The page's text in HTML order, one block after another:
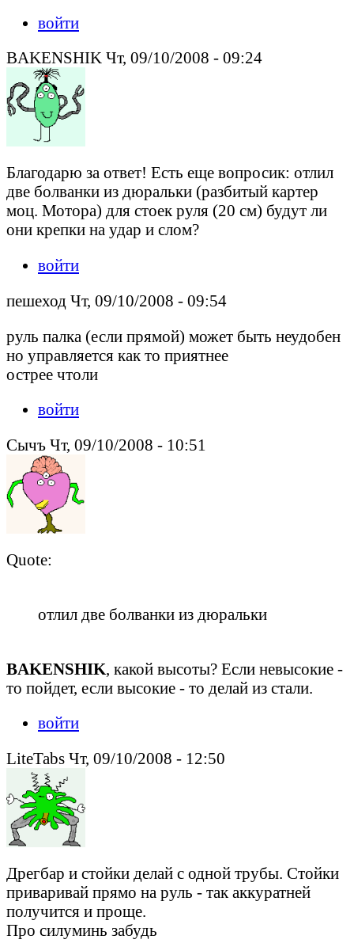
войти
BAKENSHIK Чт, 09/10/2008 - 09:24
Благодарю за ответ! Есть еще вопросик: отлил
две болванки из дюральки (разбитый картер
моц. Мотора) для стоек руля (20 см) будут ли
они крепки на удар и слом?
войти
пешеход Чт, 09/10/2008 - 09:54
руль палка (если прямой) может быть неудобен
но управляется как то приятнее
острее чтоли
войти
Сычъ Чт, 09/10/2008 - 10:51
Quote:
отлил две болванки из дюральки
BAKENSHIK , какой высоты? Если невысокие -
то пойдет, если высокие - то делай из стали.
войти
LiteTabs Чт, 09/10/2008 - 12:50
Дрегбар и стойки делай с одной трубы. Стойки
приваривай прямо на руль - так аккуратней
получится и проще.
Про силуминь забудь